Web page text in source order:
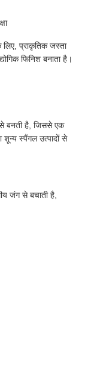
लिए, प्राकृतिक जस्ता
फिनिश बनाता है।
बनती है, जिससे एक
शून्य स्पैंगल उत्पादों से
जंग से बचाती है,